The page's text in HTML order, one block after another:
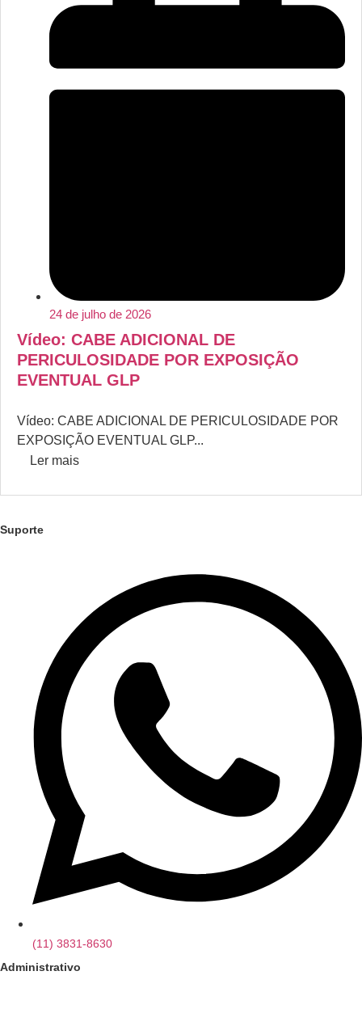
24 de julho de 2026
Vídeo: CABE ADICIONAL DE
PERICULOSIDADE POR EXPOSIÇÃO
EVENTUAL GLP
Vídeo: CABE ADICIONAL DE PERICULOSIDADE POR
EXPOSIÇÃO EVENTUAL GLP...
Ler mais
Suporte
(11) 3831-8630
Administrativo